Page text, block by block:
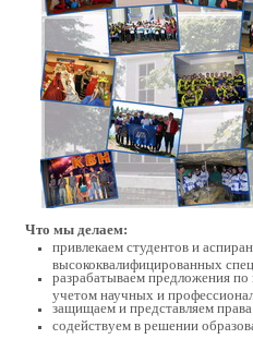
Что мы делаем:
привлекаем студентов и
высококвалифицированных
разрабатываем предложения
учетом научных и
защищаем и представляем
содействуем в решении